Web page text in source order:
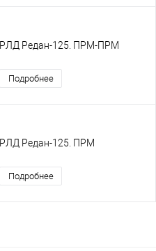
РЛД Редан-125. ПРМ-ПРМ
Подробнее
РЛД Редан-125. ПРМ
Подробнее